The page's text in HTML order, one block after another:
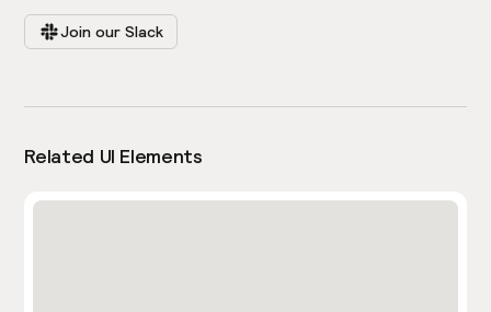
Join our Slack
Related UI Elements